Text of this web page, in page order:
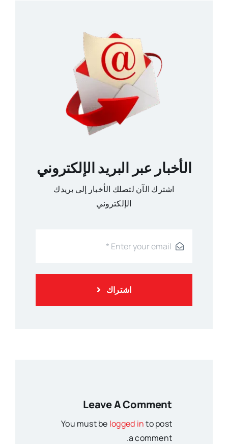
الأخبار عبر البريد الإلكتروني
اشترك الآن لتصلك الأخبار إلى بريدك
الإلكتروني
اشتراك
Leave A Comment
You must be logged into post
a comment.